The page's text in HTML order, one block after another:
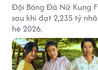
Đội Bóng Đá Nữ Kung
sau khi đạt 2,235 tỷ
hè 2026.